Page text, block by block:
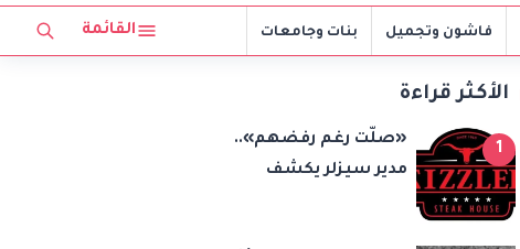
فاشون وتجميل بنات وجامعات القائمة
الأكثر قراءة
1
«صلّت رغم رفضهم»..
مدير سيزلر يكشف